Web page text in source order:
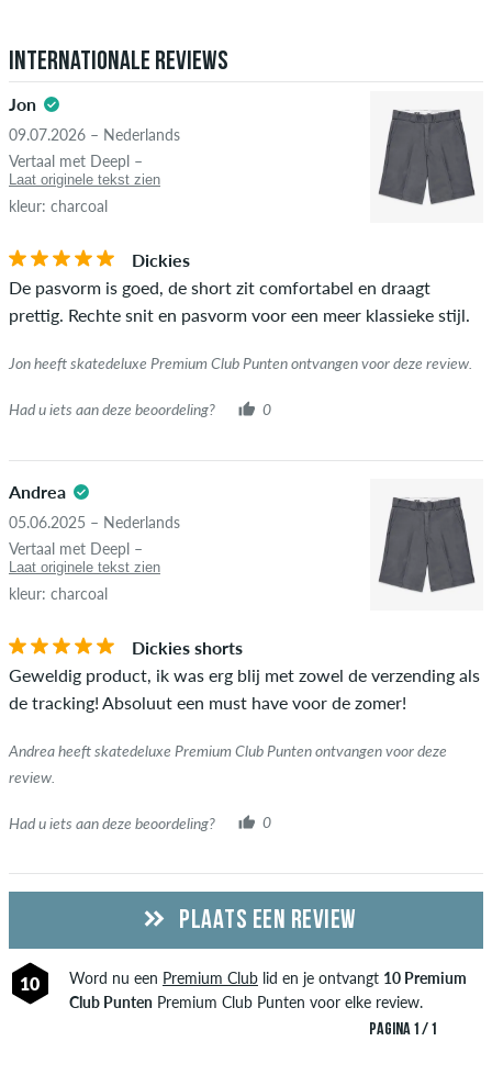
die de toepasselijke wetgeving of auteursrechten schenden
en die spam en advertenties van derden bevatten, worden
niet gepubliceerd. De sterbeoordeling van een item geeft het
Als de recensie afkomstig is van een persoon die dit artikel
vinkje naast de naam met de woorden "geverifieerde
aankoop". Voor deze mensen werd de aankoop geverifieerd op
basis van hun bestellingen. Voor beoordelingen zonder een
item echt bezit of heeft gehad.
5.0
STERREN
Internationale reviews
Jon
09.07.2026 – Nederlands
Vertaal met Deepl –
Laat originele tekst zien
kleur: charcoal
Dickies
De pasvorm is goed, de short zit comfortabel en draagt
prettig. Rechte snit en pasvorm voor een meer klassieke stijl.
Jon heeft skatedeluxe Premium Club Punten ontvangen voor deze review.
Had u iets aan deze beoordeling? 0
Andrea
05.06.2025 – Nederlands
Vertaal met Deepl –
Laat originele tekst zien
kleur: charcoal
Dickies shorts
Geweldig product, ik was erg blij met zowel de verzending als
de tracking! Absoluut een must have voor de zomer!
Andrea heeft skatedeluxe Premium Club Punten ontvangen voor deze
review.
Had u iets aan deze beoordeling? 0
PAGINA 1 / 1
PLAATS EEN REVIEW
10 Word nu een Premium Clublid en je ontvangt 10 Premium
Club PuntenPremium Club Punten voor elke review.